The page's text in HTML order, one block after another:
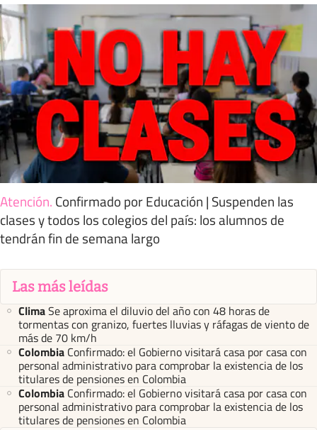
Atención. Confirmado por Educación | Suspenden las
clases y todos los colegios del país: los alumnos de
tendrán fin de semana largo
Las más leídas
ClimaSe aproxima el diluvio del año con 48 horas de
tormentas con granizo, fuertes lluvias y ráfagas de viento de
más de 70 km/h
Colombia Confirmado: el Gobierno visitará casa por casa con
personal administrativo para comprobar la existencia de los
titulares de pensiones en Colombia
Colombia Confirmado: el Gobierno visitará casa por casa con
personal administrativo para comprobar la existencia de los
titulares de pensiones en Colombia